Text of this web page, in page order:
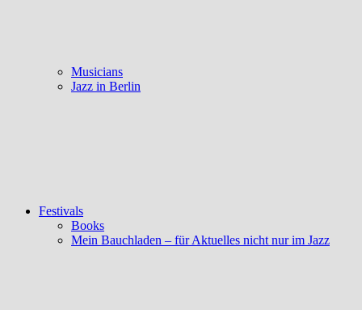
Musicians
Jazz in Berlin
Festivals
Books
Mein Bauchladen – für Aktuelles nicht nur im Jazz